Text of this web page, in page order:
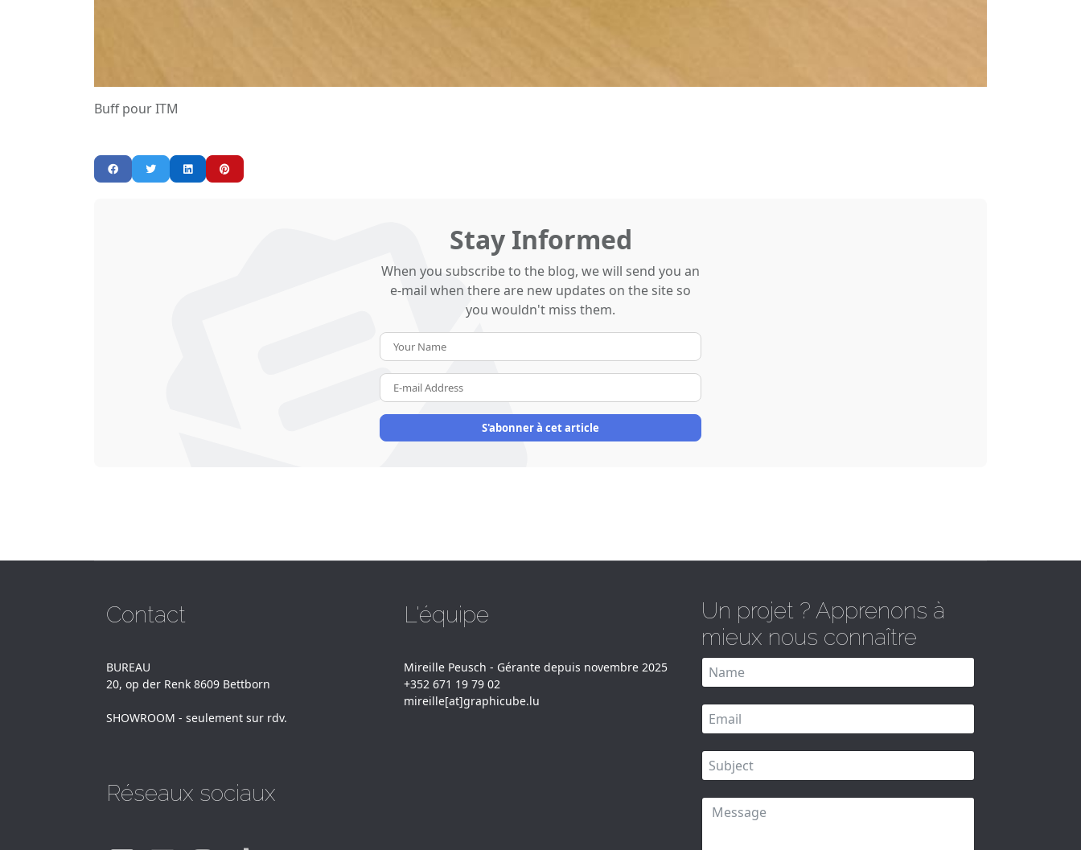
Buff pour ITM
Stay Informed
When you subscribe to the blog, we will send you an
e-mail when there are new updates on the site so
you wouldn't miss them.
Name
mail
Address
S'abonner à cet article
Contact
BUREAU
20, op der Renk 8609 Bettborn
SHOWROOM - seulement sur rdv.
Réseaux sociaux
L'équipe
Mireille Peusch - Gérante depuis novembre 2025
+352 671 19 79 02
mireille[at]graphicube.lu
Un projet ? Apprenons à
mieux nous connaître